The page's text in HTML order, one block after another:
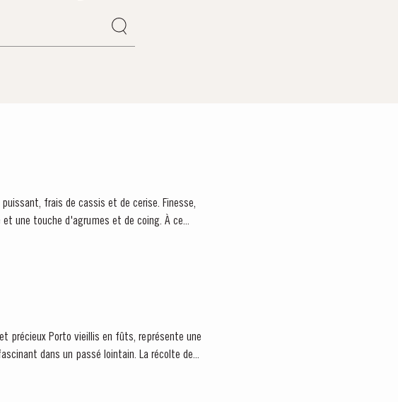
une touche d'agrumes et de coing. À ce...
précieux Porto vieillis en fûts, représente une
pièce unique dans l'histoire du vin. Comme une capsule de temps, il offre un aperçu fascinant dans un passé lointain. La récolte de...